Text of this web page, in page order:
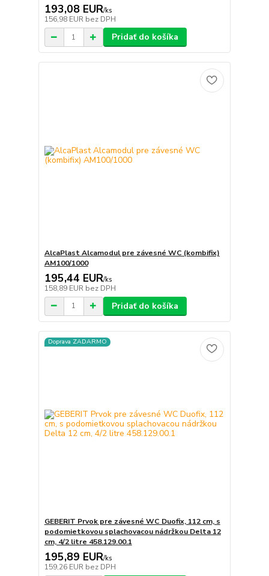
193,08 EUR/ks
156,98 EUR bez DPH
Pridať do košíka
AlcaPlast Alcamodul pre závesné WC (kombifix)
AM100/1000
195,44 EUR/ks
158,89 EUR bez DPH
Pridať do košíka
Doprava ZADARMO
GEBERIT Prvok pre závesné WC Duofix, 112 cm, s
podomietkovou splachovacou nádržkou Delta 12
cm, 4/2 litre 458.129.00.1
195,89 EUR/ks
159,26 EUR bez DPH